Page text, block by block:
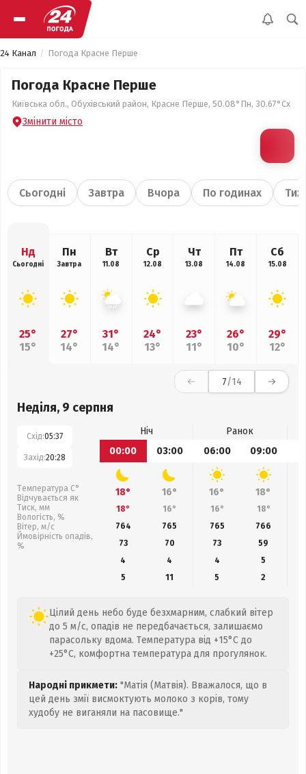
24 Канал Погода Красне Перше
Погода Красне Перше
Київська обл., Обухівський район, Красне Перше, 50.08°Пн, 30.67°Сх
Змінити місто
Сьогодні Завтра Вчора По годинах
Нд
Сьогодні
25°
15°
Пн
Завтра
27°
14°
Вт
11.08
31°
14°
Ср
12.08
24°
13°
Чт
13.08
23°
11°
Пт
14.08
26°
10°
Сб
15.08
29°
12°
7/14
Неділя, 9 серпня
Схід:05:37
Захід:20:28
Температура С°
Відчувається як
Тиск, мм
Вологість, %
Вітер, м/с
Ймовірність опадів,
%
Ніч
Ранок
00:00
03:00 06:00 09:00
18° 16° 16° 18°
18° 16° 16° 18°
764
765 765 766
73
70 73 59
4
4 4
5
5
11 5 2
Цілий день небо буде безхмарним, слабкий вітер
до 5 м/с, опадів не передбачається, залишаємо
парасольку вдома. Температура від +15°C до
+25°C, комфортна температура для прогулянок.
Народні прикмети: "Матія (Матвія). Вважалося, що в
цей день змії висмоктують молоко з корів, тому
худобу не виганяли на пасовище."